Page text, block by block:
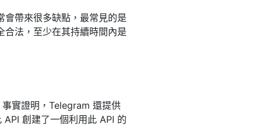
會帶來很多缺點，最常見的是
合法，至少在其持續時間內是
實證明，Telegram 還提供
創建了一個利用此 API 的